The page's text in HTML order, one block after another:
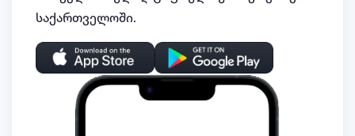
საქართველოში.